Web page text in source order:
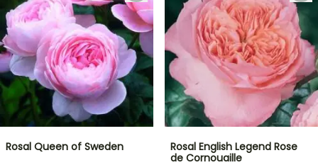
Rosal Queen of Sweden
Rosal English Legend Rose
de Cornouaille